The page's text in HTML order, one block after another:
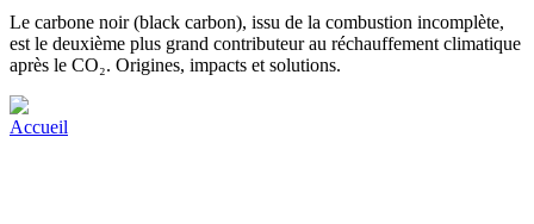
Le carbone noir (black carbon), issu de la combustion incomplète,
est le deuxième plus grand contributeur au réchauffement climatique
après le CO₂. Origines, impacts et solutions.
Accueil